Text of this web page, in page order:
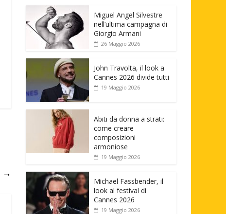
→
Miguel Angel Silvestre
nell’ultima campagna di
Giorgio Armani
26 Maggio 2026
John Travolta, il look a
Cannes 2026 divide tutti
19 Maggio 2026
Abiti da donna a strati:
come creare
composizioni
armoniose
19 Maggio 2026
Michael Fassbender, il
look al festival di
Cannes 2026
19 Maggio 2026